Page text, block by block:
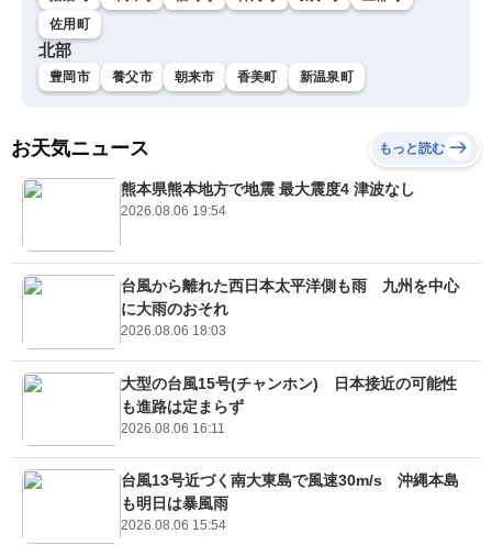
佐用町
北部
豊岡市 養父市 朝来市 香美町 新温泉町
お天気ニュース もっと読む
熊本県熊本地方で地震 最大震度4 津波なし
2026.08.06 19:54
台風から離れた西日本太平洋側も雨 九州を中心
に大雨のおそれ
2026.08.06 18:03
大型の台風15号(チャンホン) 日本接近の可能性
も進路は定まらず
2026.08.06 16:11
台風13号近づく南大東島で風速30m/s 沖縄本島
も明日は暴風雨
2026.08.06 15:54